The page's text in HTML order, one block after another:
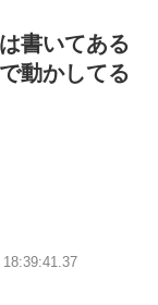
書いてある
動かしてる